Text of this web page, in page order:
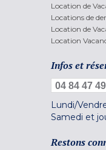
Location de
Locations de
Location de
Location
Infos et
04 84 47
Lundi/
Samedi et
Restons